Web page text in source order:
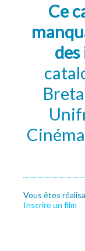
Ce
Vous êtes
Inscrire un film